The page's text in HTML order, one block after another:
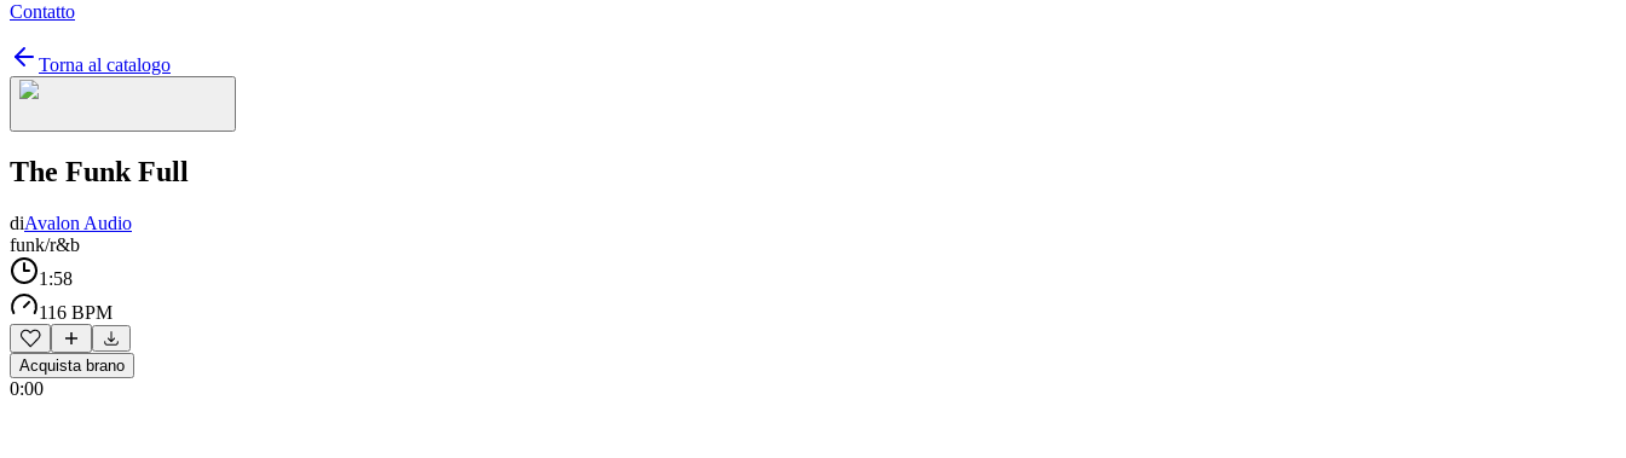
Contatto
Torna al catalogo
The Funk Full
diAvalon Audio
funk/r&b
1:58
116 BPM
Acquista brano
0:00